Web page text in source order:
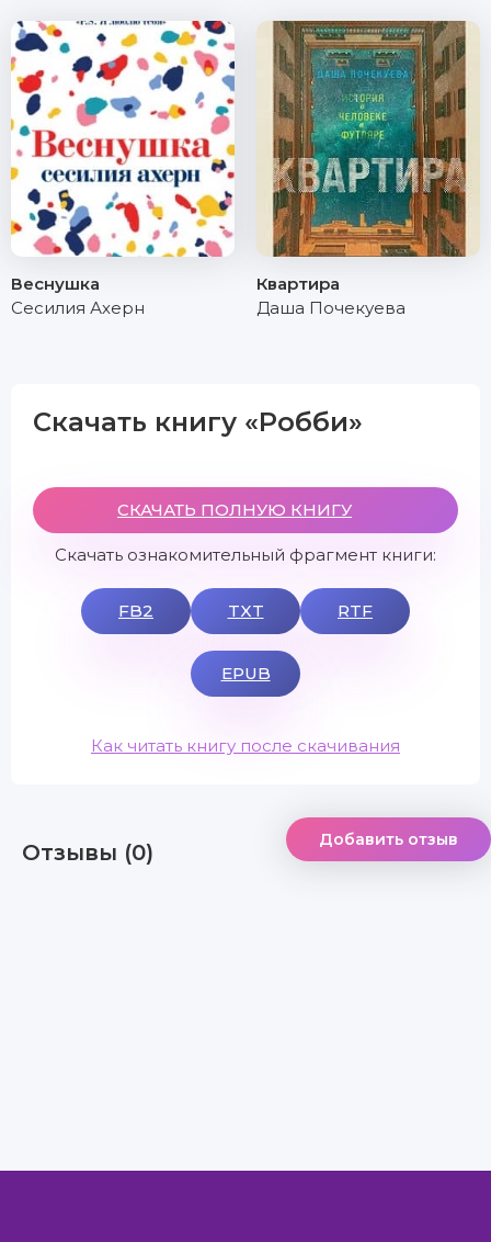
Веснушка
Сесилия Ахерн
Квартира
Даша Почекуева
Скачать книгу «Робби»
СКАЧАТЬ ПОЛНУЮ КНИГУ
Скачать ознакомительный фрагмент книги:
FB2 TXT RTF
EPUB
Как читать книгу после скачивания
Отзывы (0) Добавить отзыв